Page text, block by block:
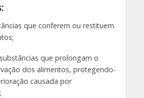
que conferem ou restituem
que prolongam o
dos alimentos, protegendo-
causada por